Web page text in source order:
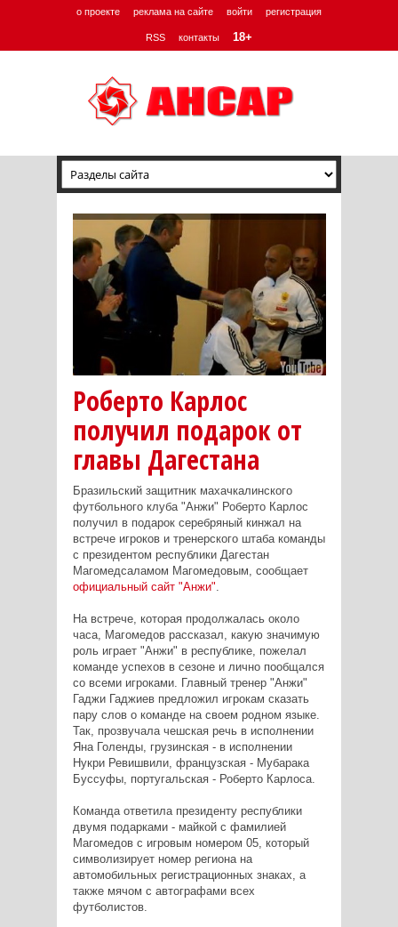
о проекте реклама на сайте войти регистрация
RSS контакты 18+
Роберто Карлос
получил подарок от
главы Дагестана
Бразильский защитник махачкалинского
футбольного клуба "Анжи" Роберто Карлос
получил в подарок серебряный кинжал на
встрече игроков и тренерского штаба команды
с президентом республики Дагестан
Магомедсаламом Магомедовым, сообщает
официальный сайт "Анжи"
На встрече, которая продолжалась около
часа, Магомедов рассказал, какую значимую
роль играет "Анжи" в республике, пожелал
команде успехов в сезоне и лично пообщался
со всеми игроками. Главный тренер "Анжи"
Гаджи Гаджиев предложил игрокам сказать
пару слов о команде на своем родном языке.
Так, прозвучала чешская речь в исполнении
Яна Голенды, грузинская - в исполнении
Нукри Ревишвили, французская - Мубарака
Буссуфы, португальская - Роберто Карлоса.
Команда ответила президенту республики
двумя подарками - майкой с фамилией
Магомедов с игровым номером 05, который
символизирует номер региона на
автомобильных регистрационных знаках, а
также мячом с автографами всех
футболистов.